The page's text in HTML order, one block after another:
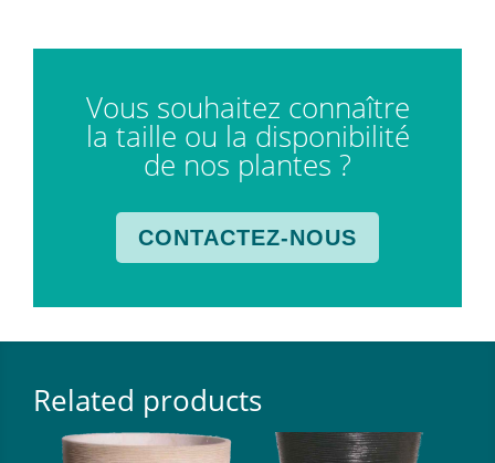
Vous souhaitez connaître
la taille ou la disponibilité
de nos plantes ?
CONTACTEZ-NOUS
Related products